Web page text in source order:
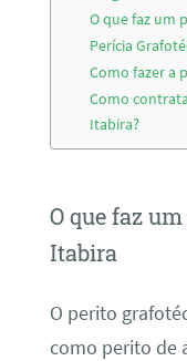
O que faz um
Perícia
Como fazer a
Como
Itabira?
O que faz
Itabira
O perito
como perito de